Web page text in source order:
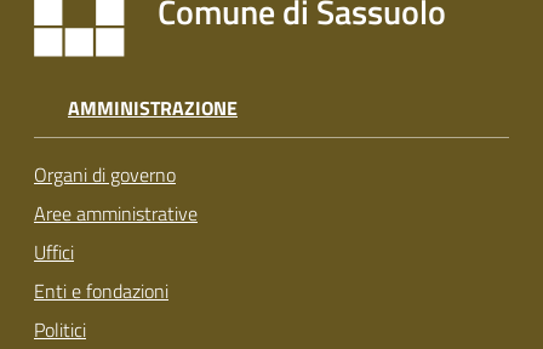
t
s
u
o
Comune di Sassuolo
AMMINISTRAZIONE
Organi di governo
Aree amministrative
Uffici
Enti e fondazioni
Politici